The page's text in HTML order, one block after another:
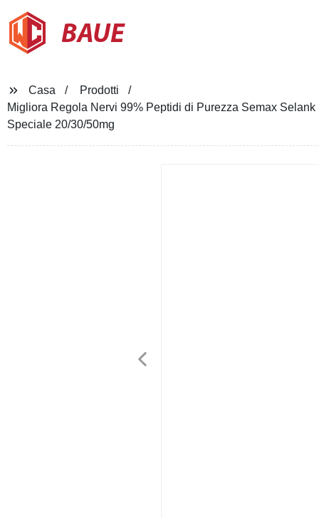
BAUE
Casa
Prodotti
Migliora Regola Nervi 99% Peptidi di Purezza Semax
Speciale 20/30/50mg